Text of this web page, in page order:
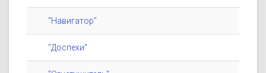
"Навигатор"
"Доспехи"